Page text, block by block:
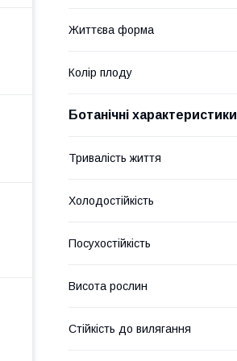
Життєва форма
Колір плоду
Ботанічні характеристики
Тривалість життя
Холодостійкість
Посухостійкість
Висота рослин
Стійкість до вилягання